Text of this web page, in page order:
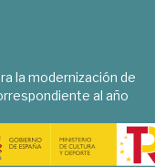
la modernización de
al año